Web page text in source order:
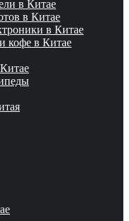
в Китае
в Китае
в Китае
кофе в Китае